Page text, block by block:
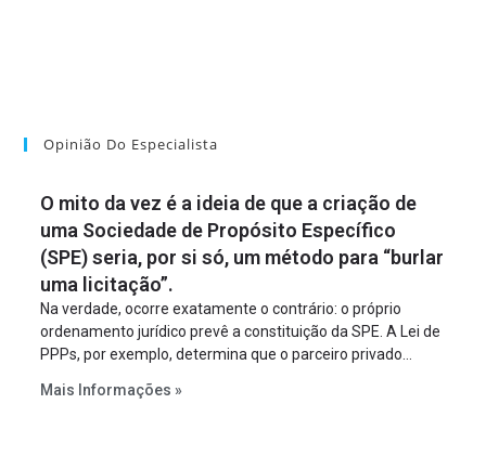
Opinião Do Especialista
O mito da vez é a ideia de que a criação de
uma Sociedade de Propósito Específico
(SPE) seria, por si só, um método para “burlar
uma licitação”.
Na verdade, ocorre exatamente o contrário: o próprio
ordenamento jurídico prevê a constituição da SPE. A Lei de
PPPs, por exemplo, determina que o parceiro privado
empreendimento. Ou seja, a suposta “fraude à licitação” é
Mais Informações »